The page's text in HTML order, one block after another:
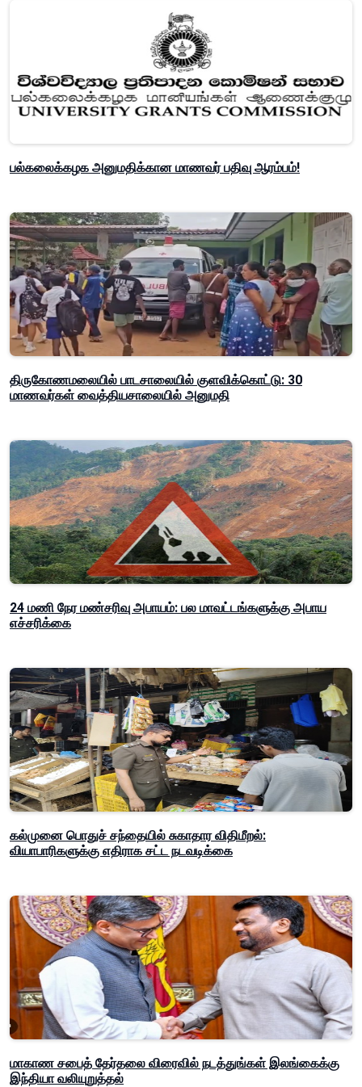
பல்கலைக்கழக அனுமதிக்கான மாணவர் பதிவு ஆரம்பம்!
திருகோணமலையில் பாடசாலையில் குளவிக்கொட்டு: 30
மாணவர்கள் வைத்தியசாலையில் அனுமதி
24 மணி நேர மண்சரிவு அபாயம்: பல மாவட்டங்களுக்கு அபாய
எச்சரிக்கை
கல்முனை பொதுச் சந்தையில் சுகாதார விதிமீறல்:
வியாபாரிகளுக்கு எதிராக சட்ட நடவடிக்கை
மாகாண சபைத் தேர்தலை விரைவில் நடத்துங்கள் இலங்கைக்கு
இந்தியா வலியுறுத்தல்